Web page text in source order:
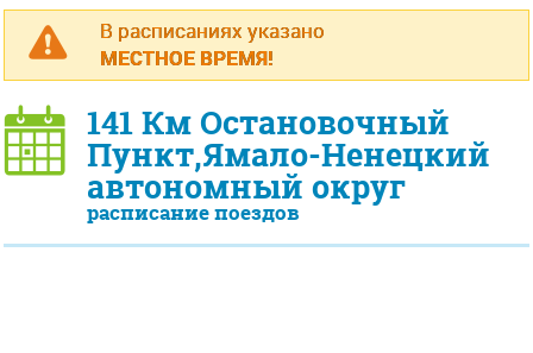
В расписаниях указано
МЕСТНОЕ ВРЕМЯ!
141 Км Остановочный
Пункт,Ямало-Ненецкий
автономный округ
расписание поездов